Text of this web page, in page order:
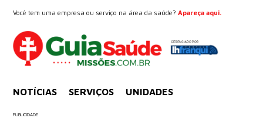
Você tem uma empresa ou serviço na área da saúde?Apareça aqui.
NOTÍCIAS SERVIÇOS UNIDADES
PUBLICIDADE